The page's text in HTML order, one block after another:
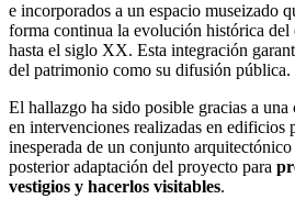
e incorporados a un espacio museizado
forma continua la evolución histórica del
hasta el siglo XX. Esta integración
del patrimonio como su difusión pública.
El hallazgo ha sido posible gracias a
en intervenciones realizadas en edificios
inesperada de un conjunto
posterior adaptación del proyecto para
vestigios y hacerlos visitables.